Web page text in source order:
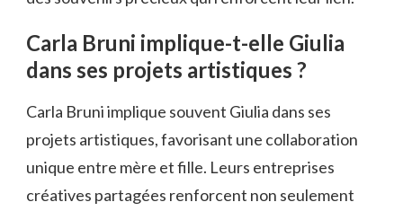
Carla Bruni implique-t-elle Giulia
dans ses projets artistiques ?
Carla Bruni implique souvent Giulia dans ses
projets artistiques, favorisant une collaboration
unique entre mère et fille. Leurs entreprises
créatives partagées renforcent non seulement